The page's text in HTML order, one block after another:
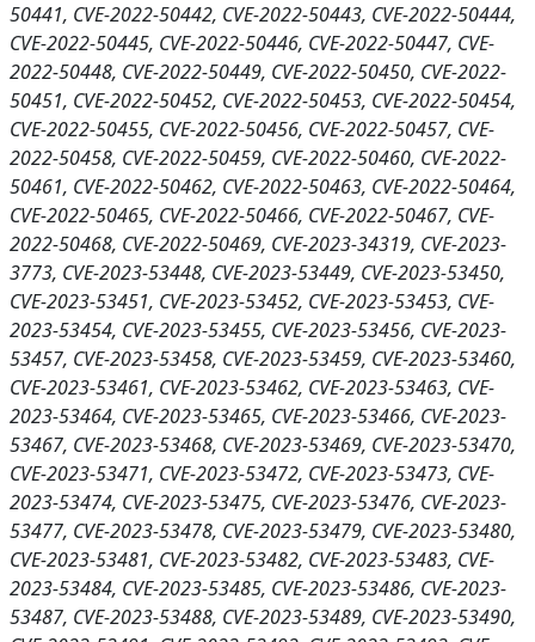
50441, CVE-2022-50442, CVE-2022-50443, CVE-2022-50444,
CVE-2022-50445, CVE-2022-50446, CVE-2022-50447, CVE-
2022-50448, CVE-2022-50449, CVE-2022-50450, CVE-2022-
50451, CVE-2022-50452, CVE-2022-50453, CVE-2022-50454,
CVE-2022-50455, CVE-2022-50456, CVE-2022-50457, CVE-
2022-50458, CVE-2022-50459, CVE-2022-50460, CVE-2022-
50461, CVE-2022-50462, CVE-2022-50463, CVE-2022-50464,
CVE-2022-50465, CVE-2022-50466, CVE-2022-50467, CVE-
2022-50468, CVE-2022-50469, CVE-2023-34319, CVE-2023-
3773, CVE-2023-53448, CVE-2023-53449, CVE-2023-53450,
CVE-2023-53451, CVE-2023-53452, CVE-2023-53453, CVE-
2023-53454, CVE-2023-53455, CVE-2023-53456, CVE-2023-
53457, CVE-2023-53458, CVE-2023-53459, CVE-2023-53460,
CVE-2023-53461, CVE-2023-53462, CVE-2023-53463, CVE-
2023-53464, CVE-2023-53465, CVE-2023-53466, CVE-2023-
53467, CVE-2023-53468, CVE-2023-53469, CVE-2023-53470,
CVE-2023-53471, CVE-2023-53472, CVE-2023-53473, CVE-
2023-53474, CVE-2023-53475, CVE-2023-53476, CVE-2023-
53477, CVE-2023-53478, CVE-2023-53479, CVE-2023-53480,
CVE-2023-53481, CVE-2023-53482, CVE-2023-53483, CVE-
2023-53484, CVE-2023-53485, CVE-2023-53486, CVE-2023-
53487, CVE-2023-53488, CVE-2023-53489, CVE-2023-53490,